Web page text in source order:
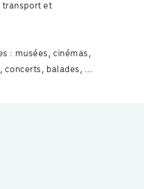
transport et
: musées, cinémas,
concerts, balades, ...